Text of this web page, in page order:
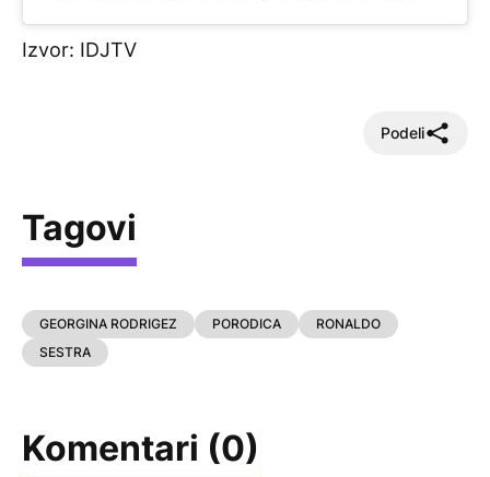
Izvor: IDJTV
Podeli
Tagovi
GEORGINA RODRIGEZ PORODICA
RONALDO
SESTRA
Komentari (0)